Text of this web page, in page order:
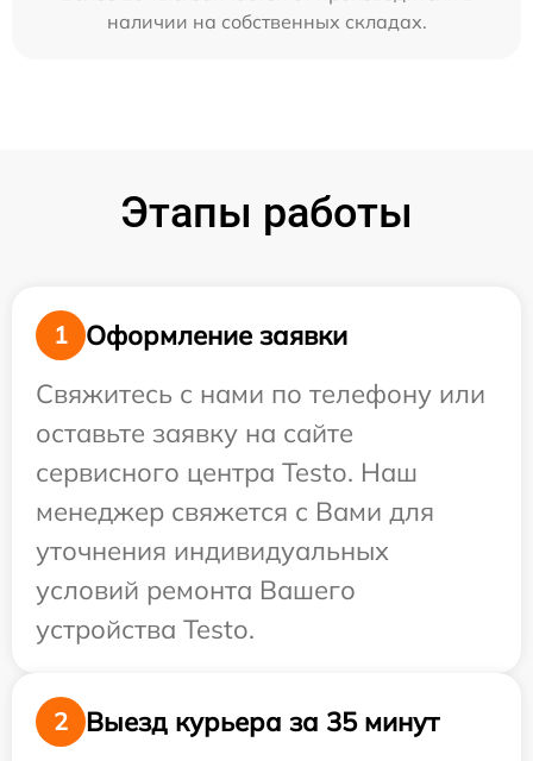
наличии на собственных складах.
Этапы работы
1
Оформление заявки
Свяжитесь с нами по телефону или
оставьте заявку на сайте
сервисного центра Testo. Наш
менеджер свяжется с Вами для
уточнения индивидуальных
условий ремонта Вашего
устройства Testo.
2 Выезд курьера за 35 минут